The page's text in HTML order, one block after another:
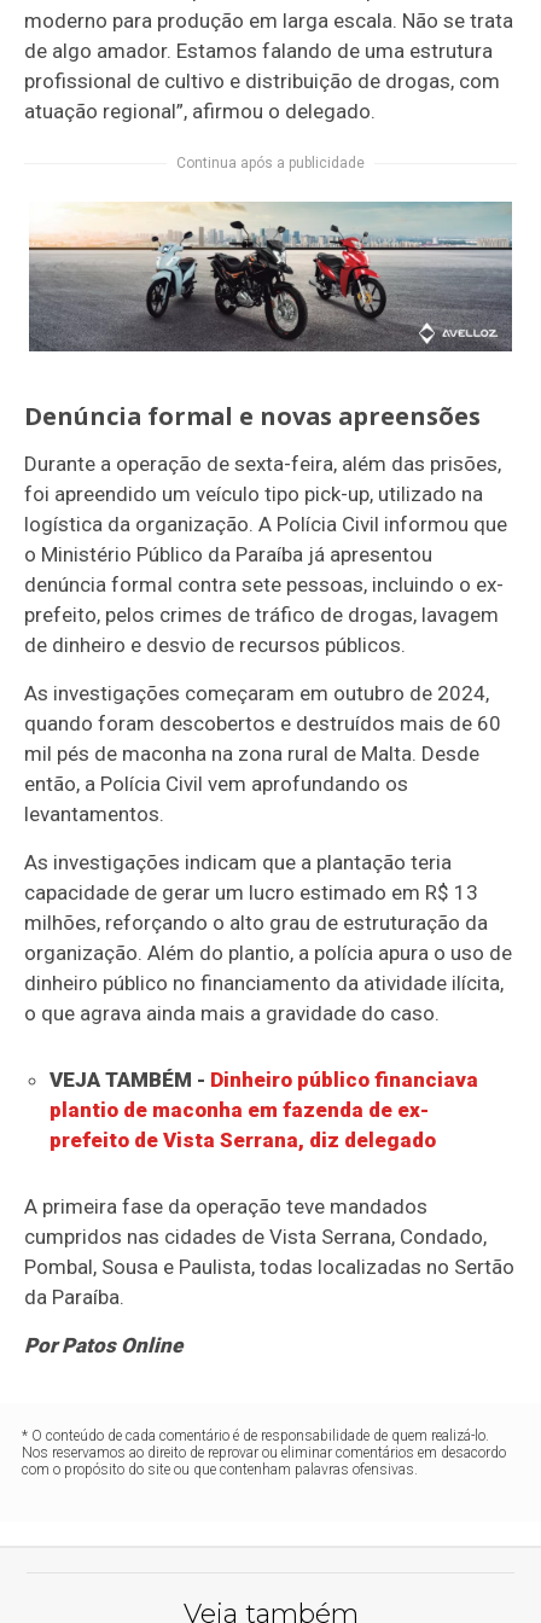
moderno para produção em larga escala. Não se trata
de algo amador. Estamos falando de uma estrutura
profissional de cultivo e distribuição de drogas, com
atuação regional”, afirmou o delegado.
Continua após a publicidade
Denúncia formal e novas apreensões
Durante a operação de sexta-feira, além das prisões,
foi apreendido um veículo tipo pick-up, utilizado na
logística da organização. A Polícia Civil informou que
o Ministério Público da Paraíba já apresentou
denúncia formal contra sete pessoas, incluindo o ex-
prefeito, pelos crimes de tráfico de drogas, lavagem
de dinheiro e desvio de recursos públicos.
As investigações começaram em outubro de 2024,
quando foram descobertos e destruídos mais de 60
mil pés de maconha na zona rural de Malta. Desde
então, a Polícia Civil vem aprofundando os
levantamentos.
As investigações indicam que a plantação teria
capacidade de gerar um lucro estimado em R$ 13
milhões, reforçando o alto grau de estruturação da
organização. Além do plantio, a polícia apura o uso de
dinheiro público no financiamento da atividade ilícita,
o que agrava ainda mais a gravidade do caso.
VEJA TAMBÉM - Dinheiro público financiava
plantio de maconha em fazenda de ex-
prefeito de Vista Serrana, diz delegado
A primeira fase da operação teve mandados
cumpridos nas cidades de Vista Serrana, Condado,
Pombal, Sousa e Paulista, todas localizadas no Sertão
da Paraíba.
Por Patos Online
* O conteúdo de cada comentário é de responsabilidade de quem realizá-lo.
Nos reservamos ao direito de reprovar ou eliminar comentários em desacordo
com o propósito do site ou que contenham palavras ofensivas.
Veja também